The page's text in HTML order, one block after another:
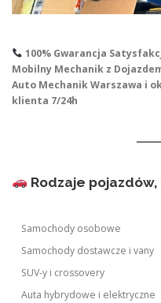
100% Gwarancja
Mobilny Mechanik z Dojazdem
Auto Mechanik Warszawa i
klienta 7/24h
Rodzaje
Samochody osobowe
Samochody dostawcze i vany
SUV-y i crossovery
Auta hybrydowe i elektryczne